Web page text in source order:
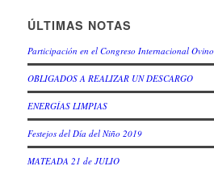
ÚLTIMAS NOTAS
Participación en el Congreso Internacional Ovino
OBLIGADOS A REALIZAR UN DESCARGO
ENERGÍAS LIMPIAS
Festejos del Día del Niño 2019
MATEADA 21 de JULIO